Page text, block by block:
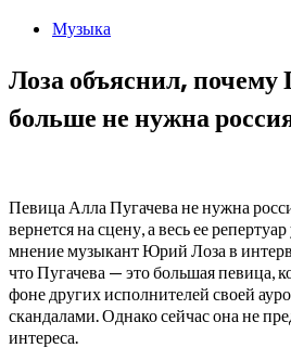
Музыка
Лоза объяснил, почему
больше не нужна
Певица Алла Пугачева не нужна
вернется на сцену, а весь ее
мнение музыкант Юрий Лоза в
что Пугачева — это большая певица,
фоне других исполнителей своей
скандалами. Однако сейчас она не
интереса.